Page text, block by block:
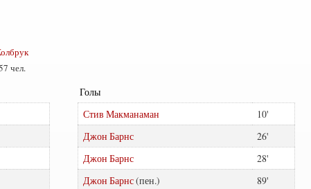
чел.
Голы
Стив Макманаман
10
Джон Барнс
26
Джон Барнс
28
Джон Барнс
89